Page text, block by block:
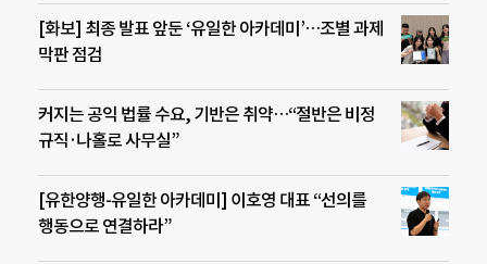
[화보] 최종 발표 앞둔 ‘유일한 아카데미’…조별 과제
막판 점검
커지는 공익 법률 수요, 기반은 취약…“절반은 비정
규직·나홀로 사무실”
[유한양행-유일한 아카데미] 이호영 대표 “선의를
행동으로 연결하라”